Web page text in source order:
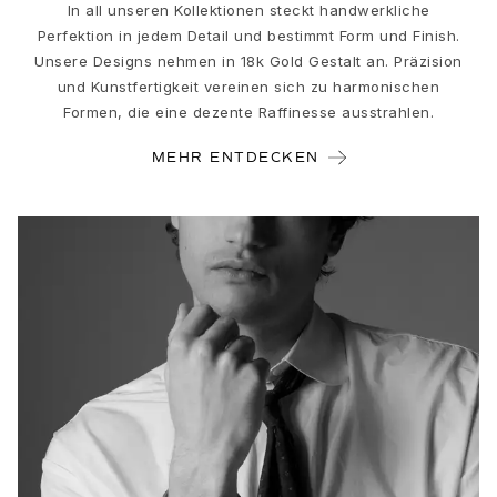
Love Bands
Under the Sea
Wild Rose
Funky Stars
Seide
Goldringe für Frauen
In all unseren Kollektionen steckt handwerkliche
Perfektion in jedem Detail und bestimmt Form und Finish.
Unsere Designs nehmen in 18k Gold Gestalt an. Präzision
und Kunstfertigkeit vereinen sich zu harmonischen
Formen, die eine dezente Raffinesse ausstrahlen.
MEHR ENTDECKEN